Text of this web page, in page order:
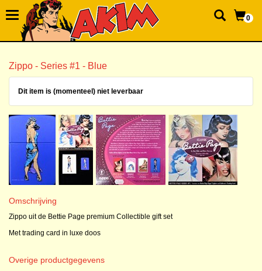
0
Zippo - Series #1 - Blue
Dit item is (momenteel) niet leverbaar
Omschrijving
Zippo uit de Bettie Page premium Collectible gift set
Met trading card in luxe doos
Overige productgegevens